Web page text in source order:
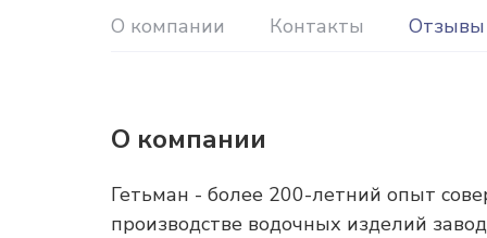
О компании Контакты Отзывы
О компании
Гетьман - более 200-летний опыт
производстве водочных изделий